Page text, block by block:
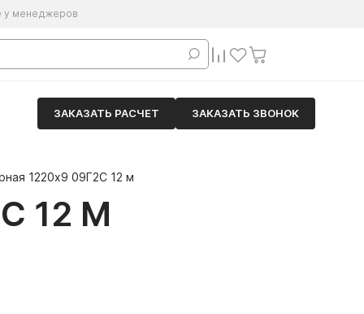
у менеджеров
ЗАКАЗАТЬ РАСЧЕТ ЗАКАЗАТЬ ЗВОНОК
1220х9 09Г2С 12 м
12 М